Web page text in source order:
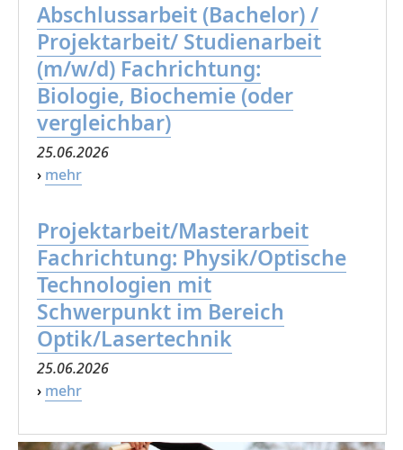
Abschlussarbeit (Bachelor) /
Projektarbeit/ Studienarbeit
(m/w/d) Fachrichtung:
Biologie, Biochemie (oder
vergleichbar)
25.06.2026
› mehr
Projektarbeit/Masterarbeit
Fachrichtung: Physik/Optische
Technologien mit
Schwerpunkt im Bereich
Optik/Lasertechnik
25.06.2026
› mehr